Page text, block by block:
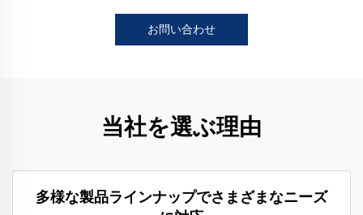
お問い合わせ
当社を選ぶ理由
多様な製品ラインナップでさまざまなニーズ